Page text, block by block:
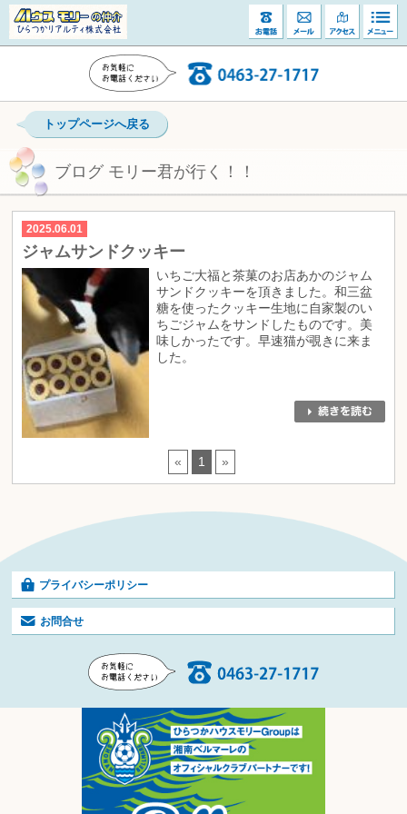
トップページへ戻る
ブログ モリー君が行く！！
2025.06.01
ジャムサンドクッキー
いちご大福と茶菓のお店あかのジャム
サンドクッキーを頂きました。和三盆
糖を使ったクッキー生地に自家製のい
ちごジャムをサンドしたものです。美
味しかったです。早速猫が覗きに来ま
した。
« 1 »
プライバシーポリシー
お問合せ